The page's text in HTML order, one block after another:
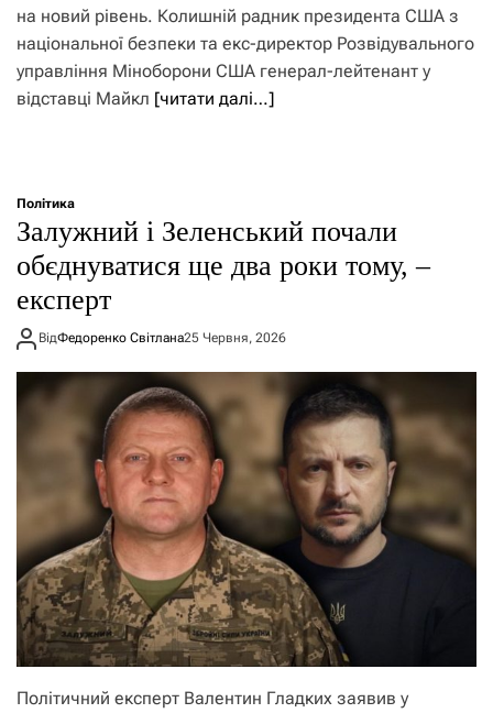
на новий рівень. Колишній радник президента США з
національної безпеки та екс-директор Розвідувального
управління Міноборони США генерал-лейтенант у
відставці Майкл [читати далі…]
Політика
Залужний і Зеленський почали
обєднуватися ще два роки тому, –
експерт
ВідФедоренко Світлана25 Червня, 2026
Політичний експерт Валентин Гладких заявив у